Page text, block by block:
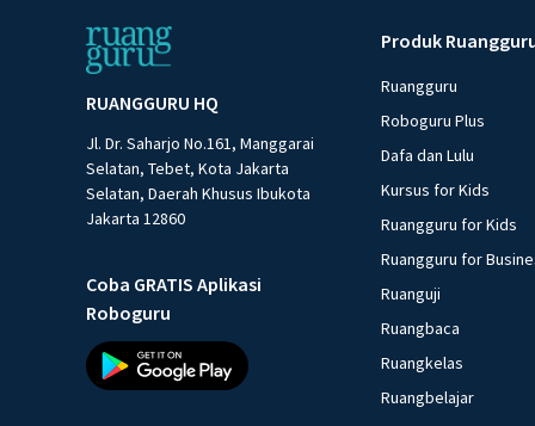
RUANGGURU HQ
Jl. Dr. Saharjo No.161, Manggarai
Selatan, Tebet, Kota Jakarta
Selatan, Daerah Khusus Ibukota
Jakarta 12860
Coba GRATIS Aplikasi
Roboguru
Produk
Ruangguru
Roboguru Plus
Dafa dan Lulu
Kursus for Kids
Ruangguru for Kids
Ruangguru for
Ruanguji
Ruangbaca
Ruangkelas
Ruangbelajar